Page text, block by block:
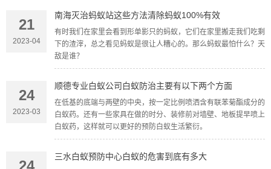
21
2023-04
南海灭治蚂蚁站这些方法清除蚂蚁100%有效
有时我们在家里会看到形单影只的蚂蚁，它们在家里搬走我们吃剩
下的渣滓，总之看见蚂蚁是很让人糟心的。那么蚂蚁最怕什么？天
敌是谁？
24
2023-03
顺德专业白蚁公司白蚁防治主要有以下两个方面
在低基的底端与两壁的中央，按一定比例喷洒含有联苯菊酯成分的
白蚁药。还有一些家具在做的时分、装修前对墙壁、地板提早喷上
白蚁药，这样就可以更好的预防白蚁生活繁衍。
24
三水白蚁预防中心白蚁的危害到底有多大